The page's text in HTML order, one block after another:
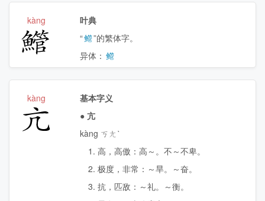
䲘
kàng
叶典
“鳤”的繁体字。
异体： 鳤
亢
kàng
基本字义
● 亢
kàng ㄎㄤˋ
1. 高，高傲：高～。不～不卑。
2. 极度，非常：～旱。～奋。
3. 抗，匹敌：～礼。～衡。